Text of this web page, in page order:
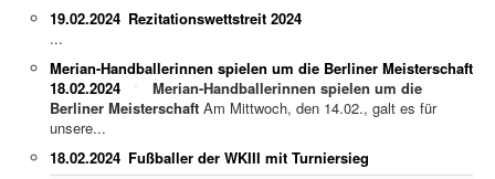
Rezitationswettstreit 2024
19.02.2024
...
Merian-Handballerinnen spielen um die Berliner Meisterschaft
18.02.2024
Merian-Handballerinnen spielen um die
Berliner Meisterschaft Am Mittwoch, den 14.02., galt es für
unsere...
Fußballer der WKIII mit Turniersieg
18.02.2024